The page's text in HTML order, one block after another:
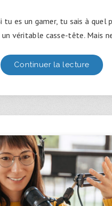
tu es un gamer, tu sais à quel
véritable casse-tête. Mais
Continuer la lecture